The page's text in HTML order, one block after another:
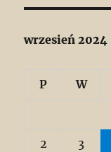
wrzesień 2024
P W
2 3